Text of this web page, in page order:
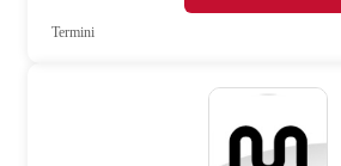
Termini